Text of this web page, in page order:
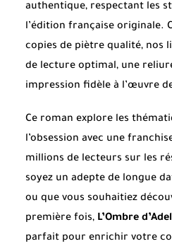
authentique, respectant les
l’édition française originale.
copies de piètre qualité,
de lecture optimal, une
impression fidèle à l’œuvre
Ce roman explore les
l’obsession avec une
millions de lecteurs sur les
soyez un adepte de longue
ou que vous souhaitiez
première fois, L’Ombre
parfait pour enrichir votre